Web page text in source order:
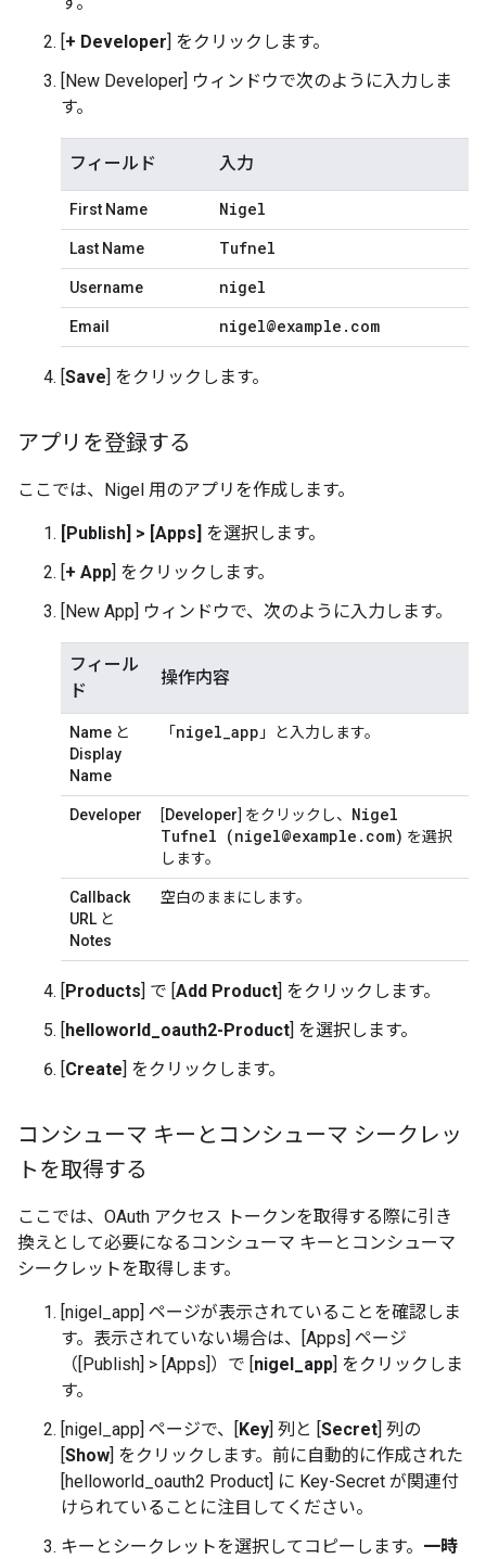
+ Developer ] をクリックします。
[New Developer] ウィンドウで次のように入力しま
す。
フィールド 入力
First Name Nigel
Last Name Tufnel
Username nigel
Email nigel@example . com
Save ] をクリックします。
アプリを登録する
ここでは、Nigel 用のアプリを作成します。
[Publish] > [Apps] を選択します。
+ App ] をクリックします。
[New App] ウィンドウで、次のように入力します。
フィール
ド
操作内容
Name と
Display
Name
「 nigel_app 」と入力します。
Developer [Developer] をクリックし、 Nigel
Tufnel (nigel@example . com) を選択
します。
Callback
URLと
Notes
空白のままにします。
Products ] で [ Add Product ] をクリックします。
helloworld_oauth2-Product ] を選択します。
Create ] をクリックします。
コンシューマ キーとコンシューマ シークレッ
トを取得する
ここでは、OAuth アクセス トークンを取得する際に引き
換えとして必要になるコンシューマ キーとコンシューマ
シークレットを取得します。
[nigel_app] ページが表示されていることを確認しま
す。表示されていない場合は、[Apps] ページ
（[Publish] > [Apps]）で [ nigel_app ] をクリックしま
す。
[nigel_app] ページで、[
Key ] 列と [ Secret ] 列の
Show ] をクリックします。前に自動的に作成された
[helloworld_oauth2 Product] に Key-Secret が関連付
けられていることに注目してください。
キーとシークレットを選択してコピーします。 一時